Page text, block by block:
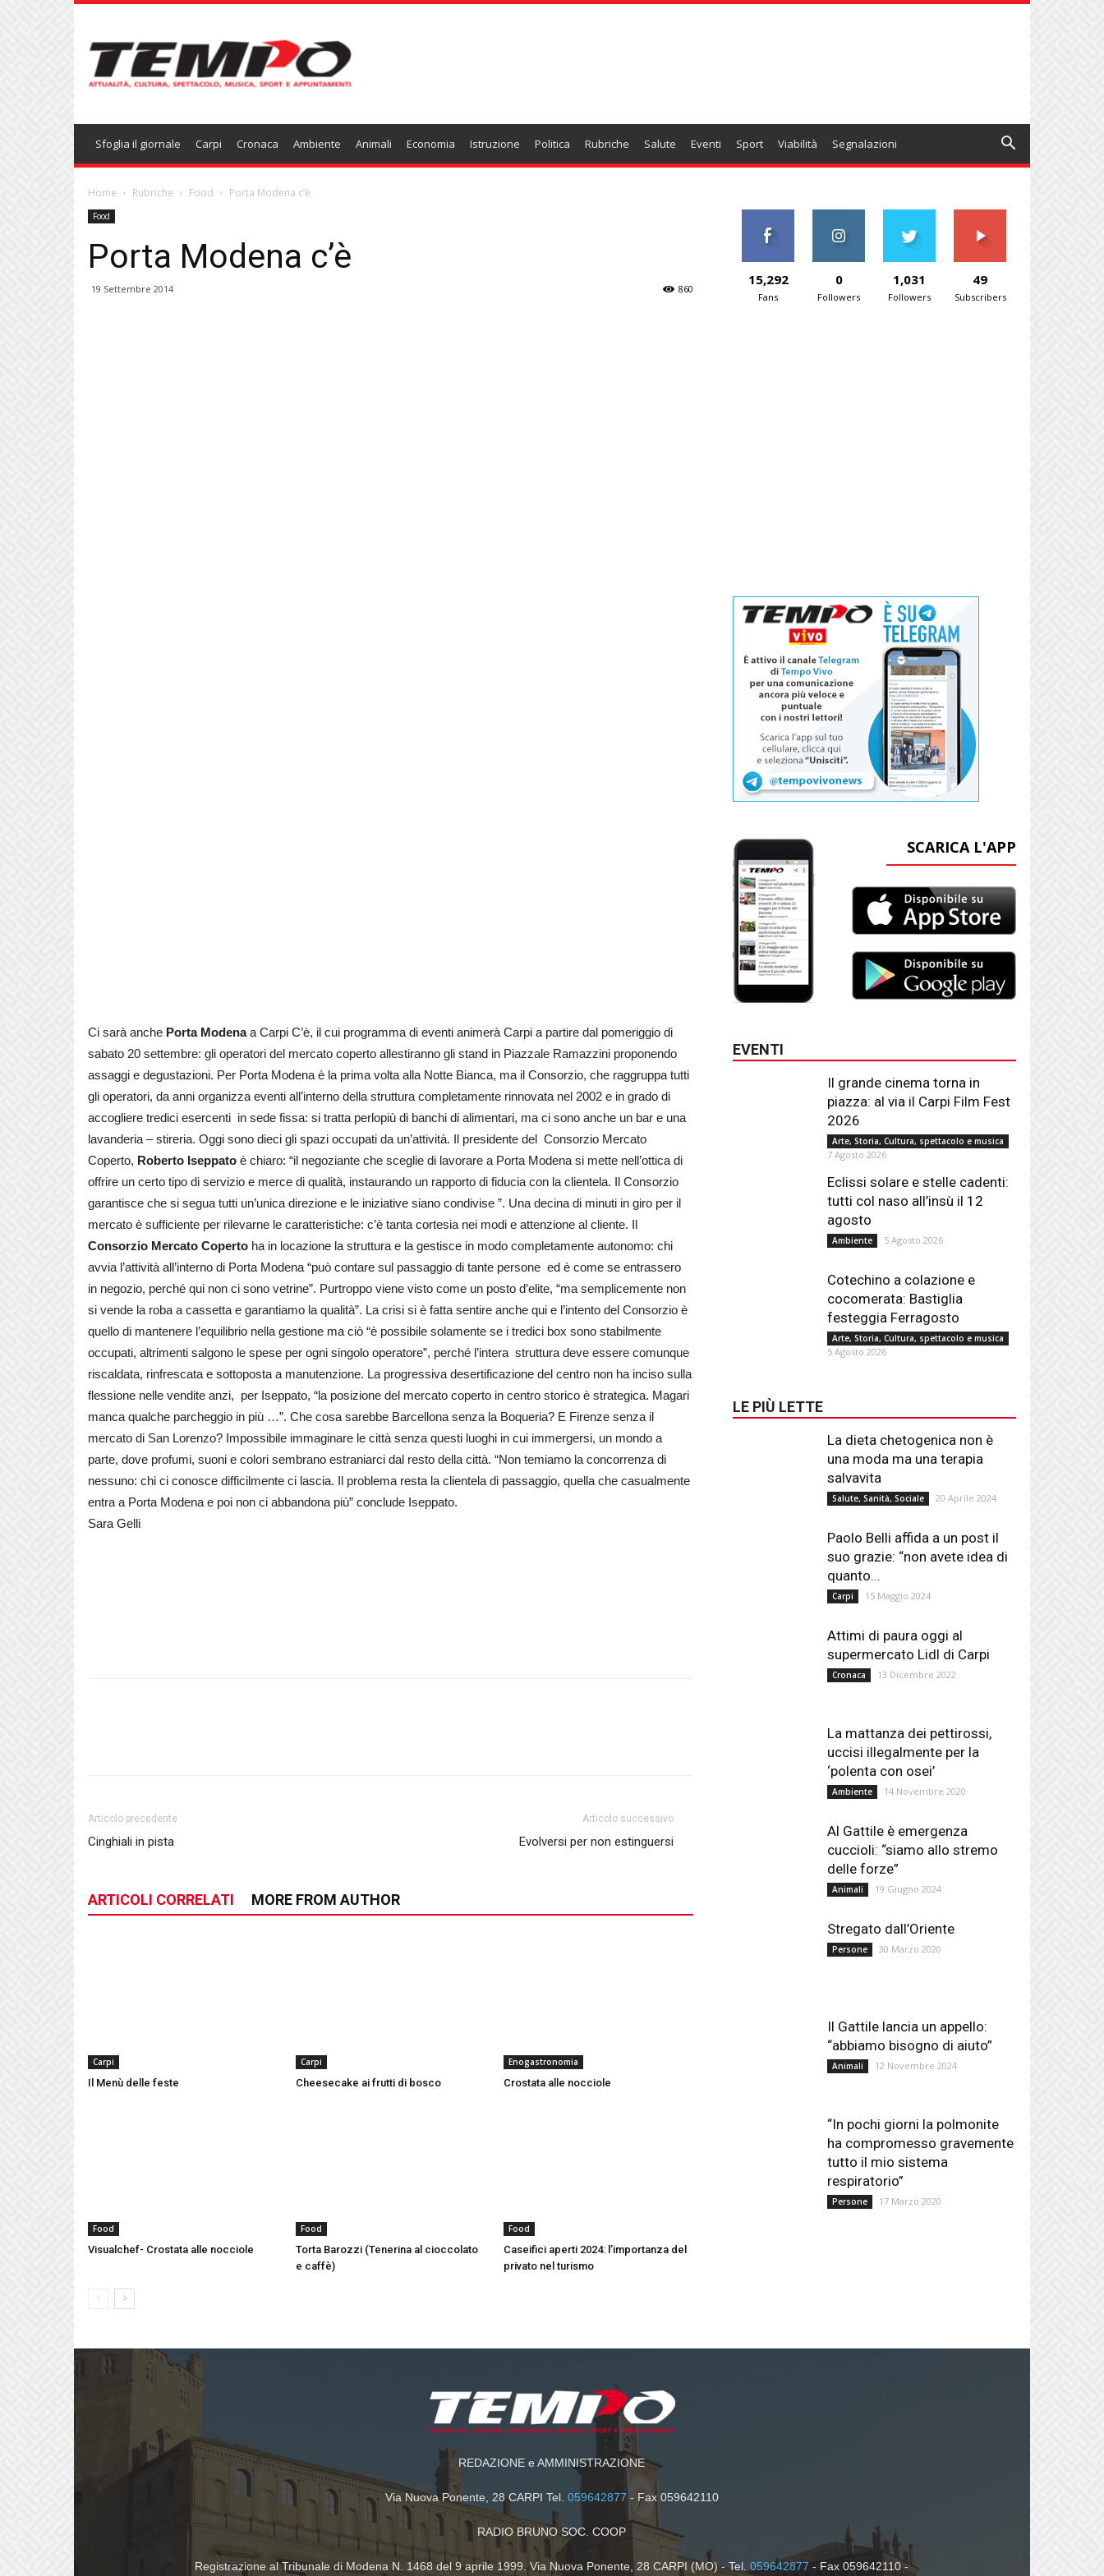
Sfoglia il giornale Carpi Cronaca Ambiente Animali Economia Istruzione Politica Rubriche Salute Eventi Sport Viabilità Segnalazioni
Home Rubriche Food Porta Modena c’è
Food
Porta Modena c’è
19 Settembre 2014 860
Ci sarà anche Porta Modenaa Carpi C’è, il cui programma di eventi animerà Carpi a partire dal pomeriggio di
sabato 20 settembre: gli operatori del mercato coperto allestiranno gli stand in Piazzale Ramazzini proponendo
assaggi e degustazioni. Per Porta Modena è la prima volta alla Notte Bianca, ma il Consorzio, che raggruppa tutti
gli operatori, da anni organizza eventi all’interno della struttura completamente rinnovata nel 2002 e in grado di
accogliere tredici esercenti in sede fissa: si tratta perlopiù di banchi di alimentari, ma ci sono anche un bar e una
lavanderia – stireria. Oggi sono dieci gli spazi occupati da un’attività. Il presidente del Consorzio Mercato
Coperto, Roberto Iseppato è chiaro: “il negoziante che sceglie di lavorare a Porta Modena si mette nell’ottica di
offrire un certo tipo di servizio e merce di qualità, instaurando un rapporto di fiducia con la clientela. Il Consorzio
garantisce che si segua tutti un’unica direzione e le iniziative siano condivise ”. Una decina di minuti in giro per il
mercato è sufficiente per rilevarne le caratteristiche: c’è tanta cortesia nei modi e attenzione al cliente. Il
Consorzio Mercato Coperto ha in locazione la struttura e la gestisce in modo completamente autonomo: chi
avvia l’attività all’interno di Porta Modena “può contare sul passaggio di tante persone ed è come se entrassero
in negozio, perché qui non ci sono vetrine”. Purtroppo viene visto come un posto d’elite, “ma semplicemente non
si vende la roba a cassetta e garantiamo la qualità”. La crisi si è fatta sentire anche qui e l’intento del Consorzio è
quello di mantenere l’equilibrio nella gestione ma ciò “è possibile solamente se i tredici box sono stabilmente
occupati, altrimenti salgono le spese per ogni singolo operatore”, perché l’intera struttura deve essere comunque
riscaldata, rinfrescata e sottoposta a manutenzione. La progressiva desertificazione del centro non ha inciso sulla
flessione nelle vendite anzi, per Iseppato, “la posizione del mercato coperto in centro storico è strategica. Magari
manca qualche parcheggio in più …”. Che cosa sarebbe Barcellona senza la Boqueria? E Firenze senza il
mercato di San Lorenzo? Impossibile immaginare le città senza questi luoghi in cui immergersi, un mondo a
parte, dove profumi, suoni e colori sembrano estraniarci dal resto della città. “Non temiamo la concorrenza di
nessuno: chi ci conosce difficilmente ci lascia. Il problema resta la clientela di passaggio, quella che casualmente
entra a Porta Modena e poi non ci abbandona più” conclude Iseppato.
Sara Gelli
Articolo precedente
Cinghiali in pista
Articolo successivo
Evolversi per non estinguersi
ARTICOLI CORRELATI MORE FROM AUTHOR
Carpi
Il Menù delle feste
Carpi
Cheesecake ai frutti di bosco
Enogastronomia
Crostata alle nocciole
Food
Visualchef- Crostata alle nocciole
Food
Torta Barozzi (Tenerina al cioccolato
e caffè)
Food
Caseifici aperti 2024: l’importanza del
privato nel turismo
15,292
Fans
0
Followers
1,031
Followers
49
Subscribers
SCARICA L'APP
EVENTI
Il grande cinema torna in
piazza: al via il Carpi Film Fest
2026
Arte, Storia, Cultura, spettacolo e musica
7 Agosto 2026
Eclissi solare e stelle cadenti:
tutti col naso all’insù il 12
agosto
Ambiente 5 Agosto 2026
Cotechino a colazione e
cocomerata: Bastiglia
festeggia Ferragosto
Arte, Storia, Cultura, spettacolo e musica
5 Agosto 2026
LE PIÙ LETTE
La dieta chetogenica non è
una moda ma una terapia
salvavita
Salute, Sanità, Sociale 20 Aprile 2024
Paolo Belli affida a un post il
suo grazie: “non avete idea di
quanto...
Carpi 15 Maggio 2024
Attimi di paura oggi al
supermercato Lidl di Carpi
Cronaca 13 Dicembre 2022
La mattanza dei pettirossi,
uccisi illegalmente per la
‘polenta con osei’
Ambiente 14 Novembre 2020
Al Gattile è emergenza
cuccioli: “siamo allo stremo
delle forze”
Animali 19 Giugno 2024
Stregato dall’Oriente
Persone 30 Marzo 2020
Il Gattile lancia un appello:
“abbiamo bisogno di aiuto”
Animali 12 Novembre 2024
“In pochi giorni la polmonite
ha compromesso gravemente
tutto il mio sistema
respiratorio”
Persone 17 Marzo 2020
REDAZIONE e AMMINISTRAZIONE
Via Nuova Ponente, 28 CARPI Tel. 059642877 - Fax 059642110
RADIO BRUNO SOC. COOP
Registrazione al Tribunale di Modena N. 1468 del 9 aprile 1999. Via Nuova Ponente, 28 CARPI (MO) - Tel.059642877 - Fax 059642110 -